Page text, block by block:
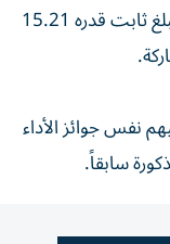
فيما ستحصل أندية أمريكا الجنوبية على مبلغ ثابت قدره 15.21
نفس جوائز الأداء
سابقاً.